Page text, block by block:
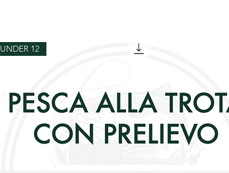
UNDER 12